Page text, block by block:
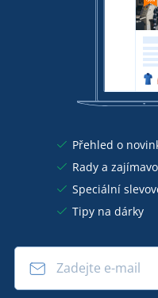
Přehled o
Rady a
Speciální
Tipy na dárky